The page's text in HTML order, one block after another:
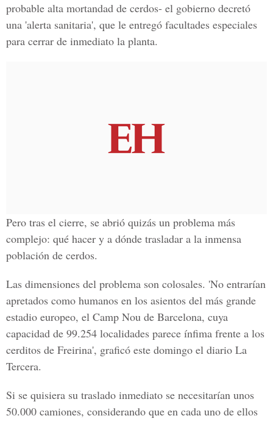
probable alta mortandad de cerdos- el gobierno decretó
una 'alerta sanitaria', que le entregó facultades especiales
para cerrar de inmediato la planta.
Pero tras el cierre, se abrió quizás un problema más
complejo: qué hacer y a dónde trasladar a la inmensa
población de cerdos.
Las dimensiones del problema son colosales. 'No entrarían
apretados como humanos en los asientos del más grande
estadio europeo, el Camp Nou de Barcelona, cuya
capacidad de 99.254 localidades parece ínfima frente a los
cerditos de Freirina', graficó este domingo el diario La
Tercera.
Si se quisiera su traslado inmediato se necesitarían unos
50.000 camiones, considerando que en cada uno de ellos